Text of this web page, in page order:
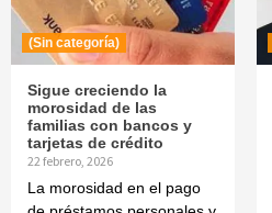
(Sin categoría)
Sigue creciendo la
morosidad de las
familias con bancos y
tarjetas de crédito
22 febrero, 2026
La morosidad en el pago